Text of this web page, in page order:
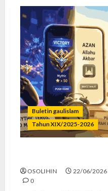
Buletin gaulislam
Tahun XIX/2025-2026
OSOLIHIN
22/06/2026
0